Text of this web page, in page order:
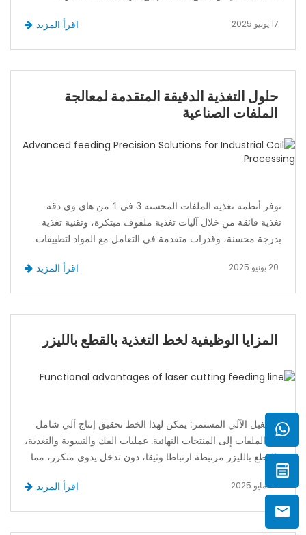
17 يونيو 2025 اقرأ المزيد
حلول التغذية الدقيقة المتقدمة لمعالجة
الملفات الصناعية
توفر أنظمة تغذية الملفات المحسنة 3 في 1 من هاي وي دقة
تغذية فائقة من خلال آليات تغذية ملفوف مبتكرة، وتقنية تغذية
بدرجة محسنة، وقدرات متقدمة في التعامل مع المواد لتطبيقات
20 يونيو 2025 اقرأ المزيد
المزايا الوظيفية لخط التغذية بالقطع بالليزر
التشغيل الآلي المستمر: يمكن لهذا الخط تحقيق إنتاج آلي شامل
من الملفات إلى المنتجات النهائية. عمليات الفك والتسوية والتغذية،
والقطع بالليزر مرتبطة ارتباطا وثيقا، دون تدخل يدوي متكرر، مما
يقلل بشكل كبير من وقت التوقف أثناء الإنتاج. خذ شركة معالجة
المعادن كمثال. بعد إدخال خط قطع الليزر المفك والتسوية
والتغذية، أصبح من الممكن الآن إكمال عملية معالجة الألواح التي
26 مايو 2025 اقرأ المزيد